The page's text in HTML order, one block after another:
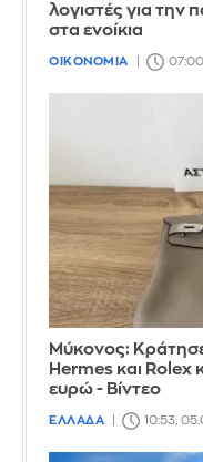
λογιστές για την
στα ενοίκια
ΟΙΚΟΝΟΜΙΑ
Μύκονος:
Hermes και Rolex
ευρώ - Βίντεο
ΕΛΛΑΔΑ 10:53,